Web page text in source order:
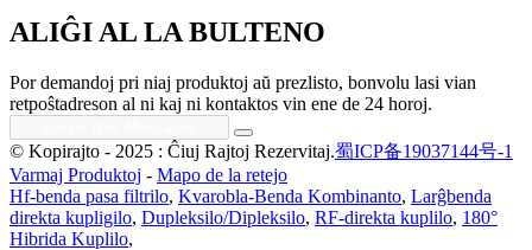
ALIĜI AL LA BULTENO
Por demandoj pri niaj produktoj aŭ prezlisto, bonvolu lasi vian
retpoŝtadreson al ni kaj ni kontaktos vin ene de 24 horoj.
© Kopirajto - 2025 : Ĉiuj Rajtoj Rezervitaj.蜀ICP备19037144号-1
Varmaj Produktoj - Mapo de la retejo
Hf-benda pasa filtrilo, Kvarobla-Benda Kombinanto, Larĝbenda
direkta kupligilo, Dupleksilo/Dipleksilo, RF-direkta kuplilo, 180°
Hibrida Kuplilo,